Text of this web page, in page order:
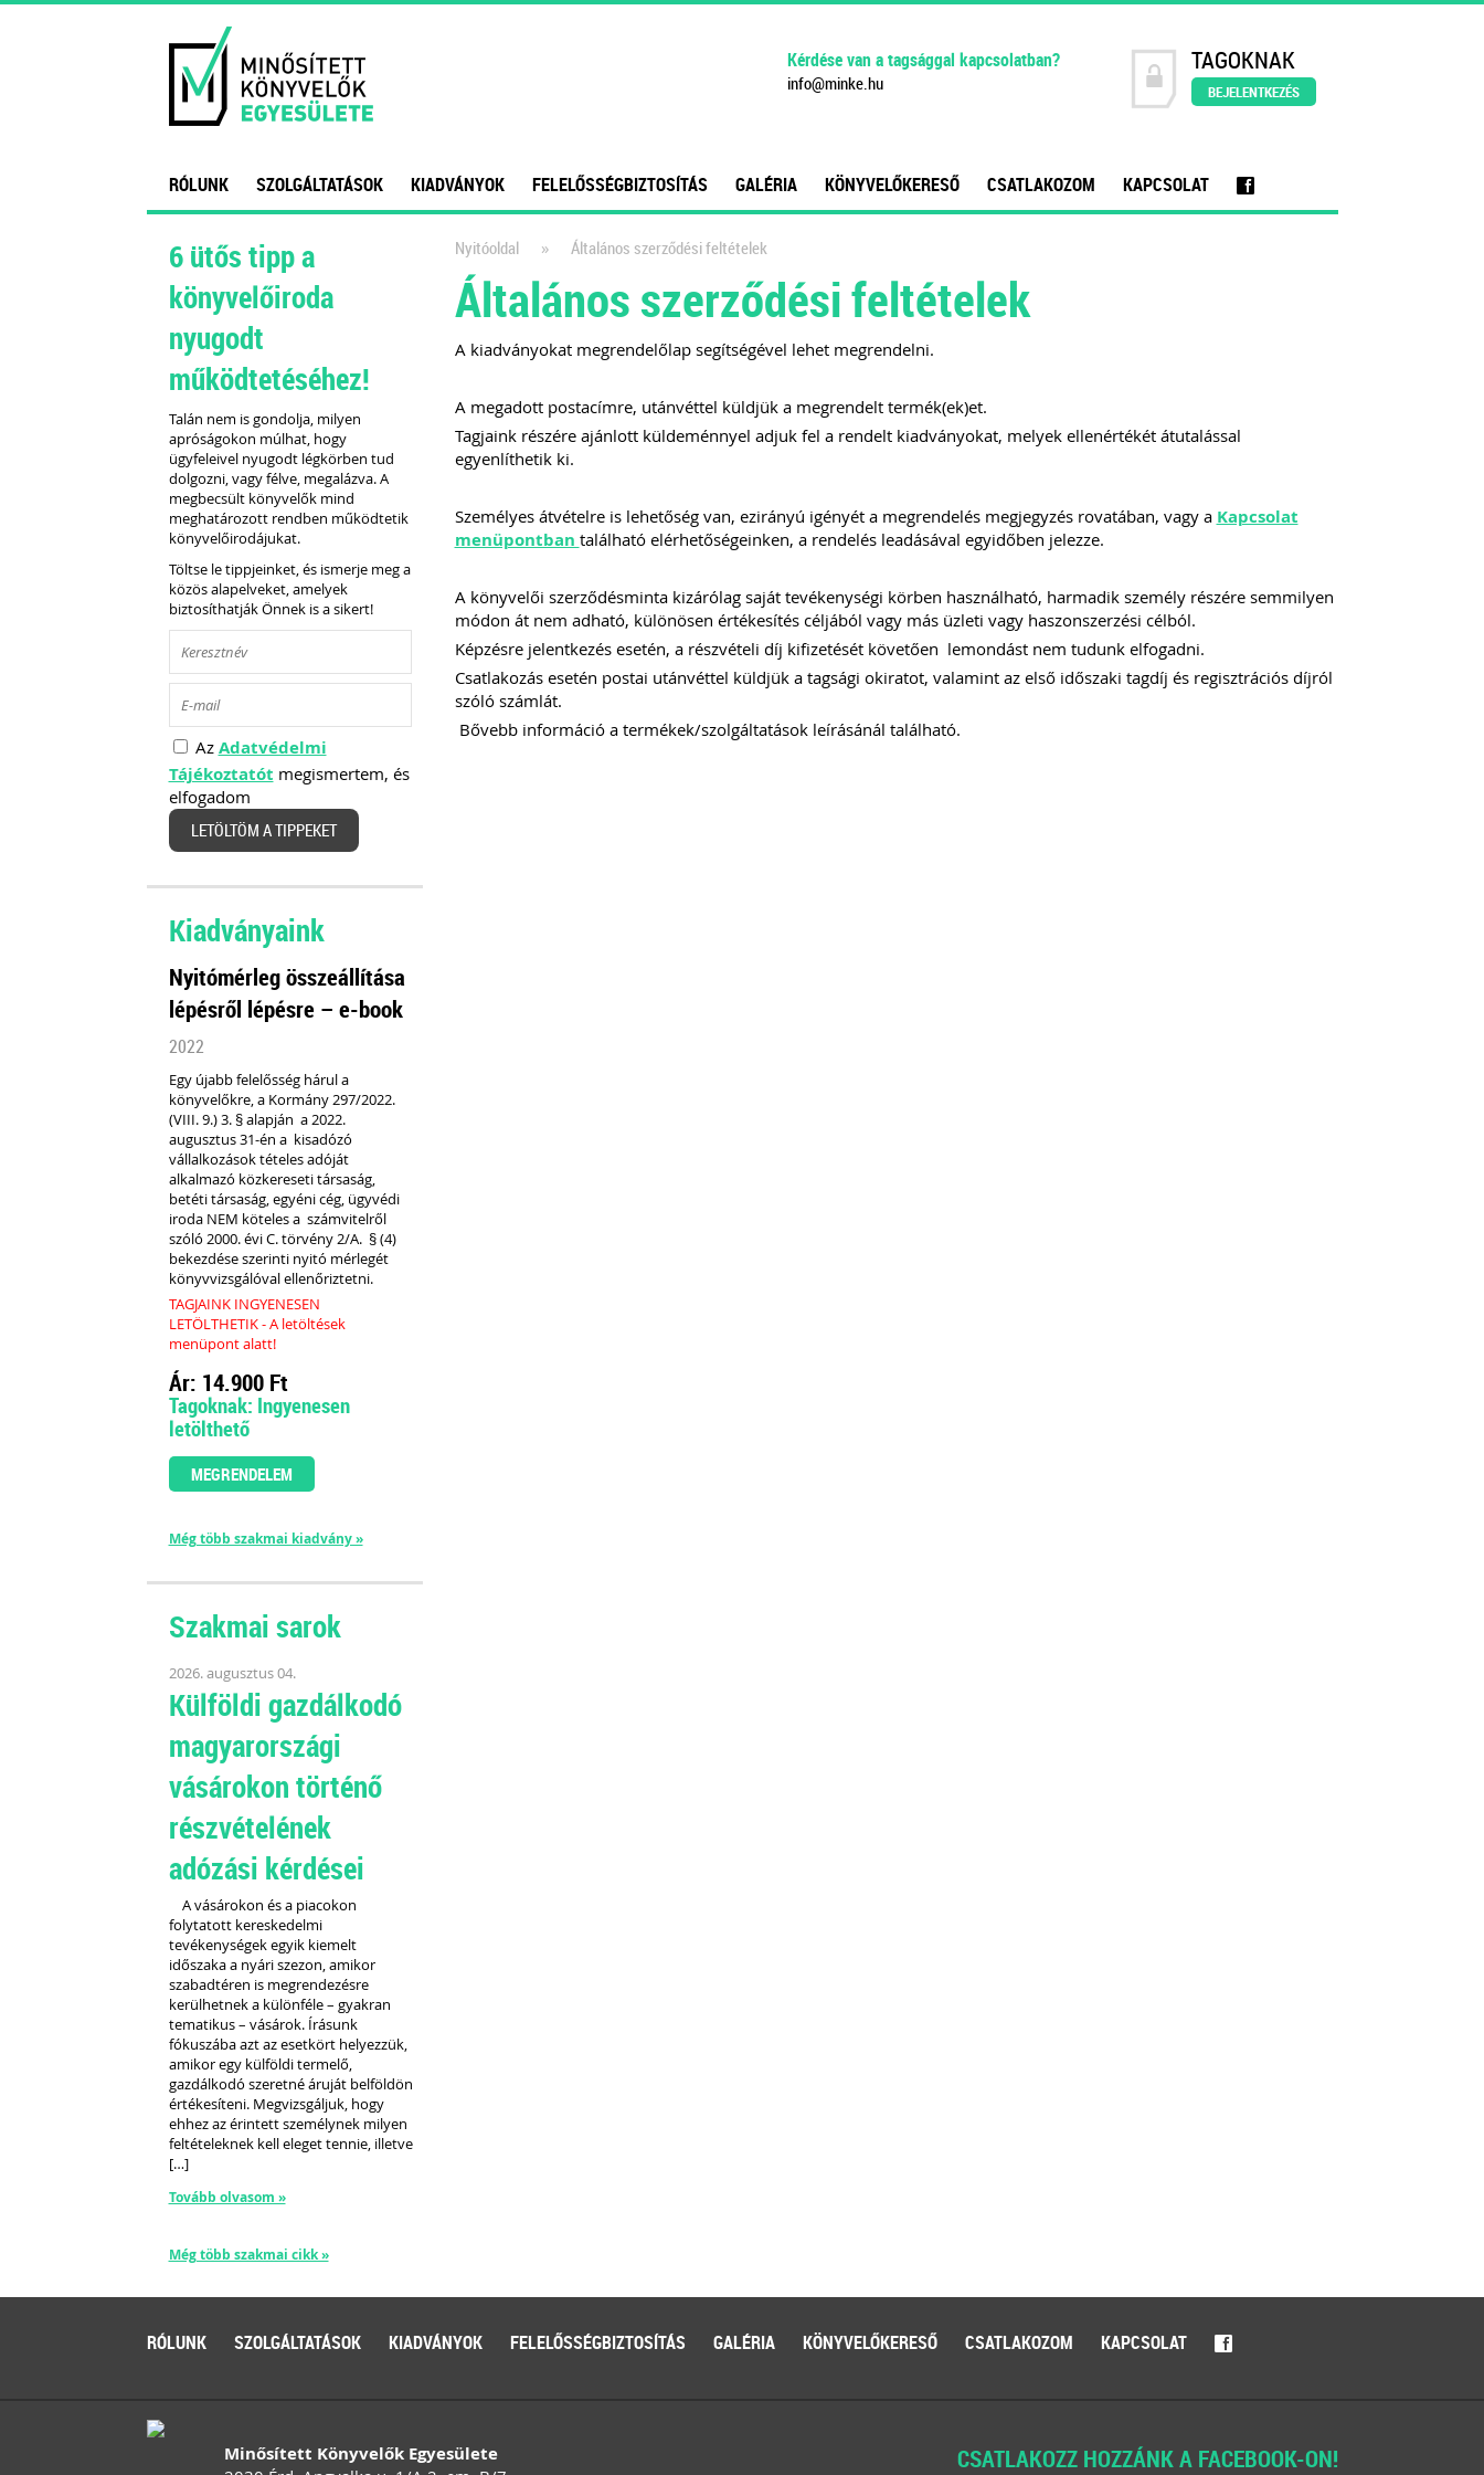
Kérdése van a tagsággal kapcsolatban?
info@minke.hu
TAGOKNAK
BEJELENTKEZÉS
RÓLUNK SZOLGÁLTATÁSOK KIADVÁNYOK FELELŐSSÉGBIZTOSÍTÁS GALÉRIA KÖNYVELŐKERESŐ CSATLAKOZOM KAPCSOLAT f
Nyitóoldal » Általános szerződési feltételek
Általános szerződési feltételek
A kiadványokat megrendelőlap segítségével lehet megrendelni.
A megadott postacímre, utánvéttel küldjük a megrendelt termék(ek)et.
Tagjaink részére ajánlott küldeménnyel adjuk fel a rendelt kiadványokat, melyek ellenértékét átutalással
egyenlíthetik ki.
Személyes átvételre is lehetőség van, ezirányú igényét a megrendelés megjegyzés rovatában, vagy a Kapcsolat
menüpontban található elérhetőségeinken, a rendelés leadásával egyidőben jelezze.
A könyvelői szerződésminta kizárólag saját tevékenységi körben használható, harmadik személy részére semmilyen
módon át nem adható, különösen értékesítés céljából vagy más üzleti vagy haszonszerzési célból.
Képzésre jelentkezés esetén, a részvételi díj kifizetését követően lemondást nem tudunk elfogadni.
Csatlakozás esetén postai utánvéttel küldjük a tagsági okiratot, valamint az első időszaki tagdíj és regisztrációs díjról
szóló számlát.
Bővebb információ a termékek/szolgáltatások leírásánál található.
6 ütős tipp a
könyvelőiroda
nyugodt
működtetéséhez!
Talán nem is gondolja, milyen
apróságokon múlhat, hogy
ügyfeleivel nyugodt légkörben tud
dolgozni, vagy félve, megalázva. A
megbecsült könyvelők mind
meghatározott rendben működtetik
könyvelőirodájukat.
Töltse le tippjeinket, és ismerje meg a
közös alapelveket, amelyek
biztosíthatják Önnek is a sikert!
Az Adatvédelmi
Tájékoztatót megismertem, és
elfogadom
LETÖLTÖM A TIPPEKET
Kiadványaink
Nyitómérleg összeállítása
lépésről lépésre – e-book
2022
Egy újabb felelősség hárul a
könyvelőkre, a Kormány 297/2022.
(VIII. 9.) 3. § alapján a 2022.
augusztus 31-én a kisadózó
vállalkozások tételes adóját
alkalmazó közkereseti társaság,
betéti társaság, egyéni cég, ügyvédi
iroda NEM kötelesa számvitelről
szóló 2000. évi C. törvény 2/A. § (4)
bekezdése szerinti nyitó mérlegét
könyvvizsgálóval ellenőriztetni.
TAGJAINK INGYENESEN
LETÖLTHETIK - A letöltések
menüpont alatt!
Ár: 14.900 Ft
Tagoknak: Ingyenesen
letölthető
MEGRENDELEM
Még több szakmai kiadvány »
Szakmai sarok
2026. augusztus 04.
Külföldi gazdálkodó
magyarországi
vásárokon történő
részvételének
adózási kérdései
A vásárokon és a piacokon
folytatott kereskedelmi
tevékenységek egyik kiemelt
időszaka a nyári szezon, amikor
szabadtéren is megrendezésre
kerülhetnek a különféle – gyakran
tematikus – vásárok. Írásunk
fókuszába azt az esetkört helyezzük,
amikor egy külföldi termelő,
gazdálkodó szeretné áruját belföldön
értékesíteni. Megvizsgáljuk, hogy
ehhez az érintett személynek milyen
feltételeknek kell eleget tennie, illetve
[…]
Tovább olvasom »
Még több szakmai cikk »
RÓLUNK SZOLGÁLTATÁSOK KIADVÁNYOK FELELŐSSÉGBIZTOSÍTÁS GALÉRIA KÖNYVELŐKERESŐ CSATLAKOZOM KAPCSOLAT f
CSATLAKOZZ HOZZÁNK A FACEBOOK-ON!
Minősített Könyvelők Egyesülete